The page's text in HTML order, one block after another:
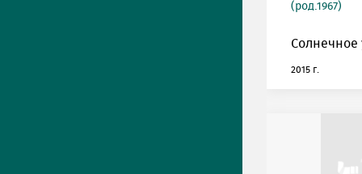
(род.1967)
Солнечное
2015 г.